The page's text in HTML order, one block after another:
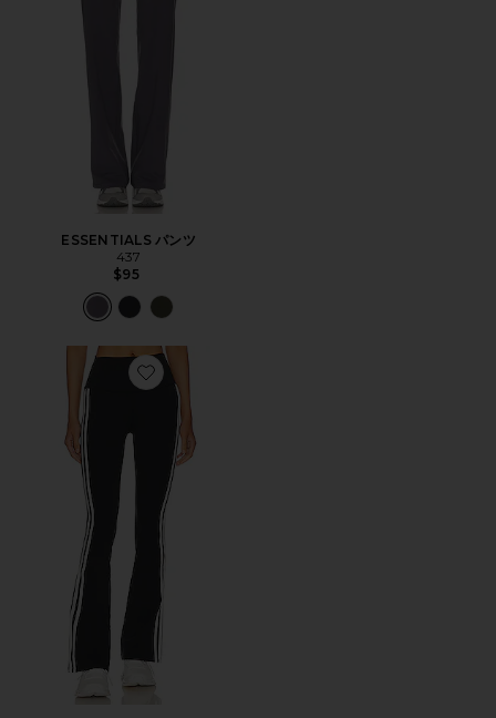
ESSENTIALS パンツ
437
$95
Favorite RAQUEL ハイウエストフレアレギンス